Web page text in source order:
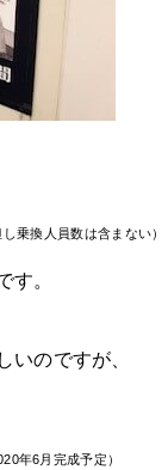
乗換人員数は含まない）
す。
いのですが、
年6月完成予定）